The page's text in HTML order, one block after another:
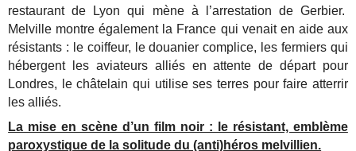
restaurant de Lyon qui mène à l’arrestation de Gerbier.
Melville montre également la France qui venait en aide aux
résistants : le coiffeur, le douanier complice, les fermiers qui
hébergent les aviateurs alliés en attente de départ pour
Londres, le châtelain qui utilise ses terres pour faire atterrir
les alliés.
La mise en scène d’un film noir : le résistant, emblème
paroxystique de la solitude du (anti)héros melvillien.